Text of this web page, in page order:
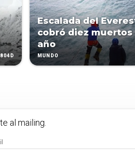
804D
Escalada del
cobró diez muertos
año
MUNDO
al mailing.